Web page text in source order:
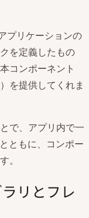
プリケーションの
を定義したもの
コンポーネント
を提供してくれま
で、アプリ内で一
ともに、コンポー
。
リとフレ